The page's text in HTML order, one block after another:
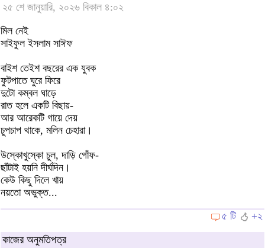
২৫ শে জানুয়ারি, ২০২৬ বিকাল ৪:০২
মিল নেই
সাইফুল ইসলাম সাঈফ
বাইশ তেইশ বছরের এক যুবক
ফুটপাতে ঘুরে ফিরে
দুটো কম্বল ঘাড়ে
রাত হলে একটি বিছায়-
আর আরেকটি গায়ে দেয়
চুপচাপ থাকে, মলিন চেহারা।
উস্কোখুস্কো চুল, দাড়ি গোঁফ-
ছাঁটাই হয়নি দীর্ঘদিন।
কেউ কিছু দিলে খায়
নয়তো অভুক্ত...
৫ টি
+২
কাজের অনুমতিপত্র